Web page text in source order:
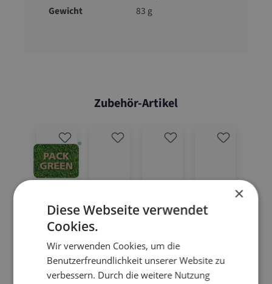
Gewicht
83 g
Zubehör-Artikel
×
Diese Webseite verwendet
Cookies.
Wir verwenden Cookies, um die
Benutzerfreundlichkeit unserer Website zu
verbessern. Durch die weitere Nutzung